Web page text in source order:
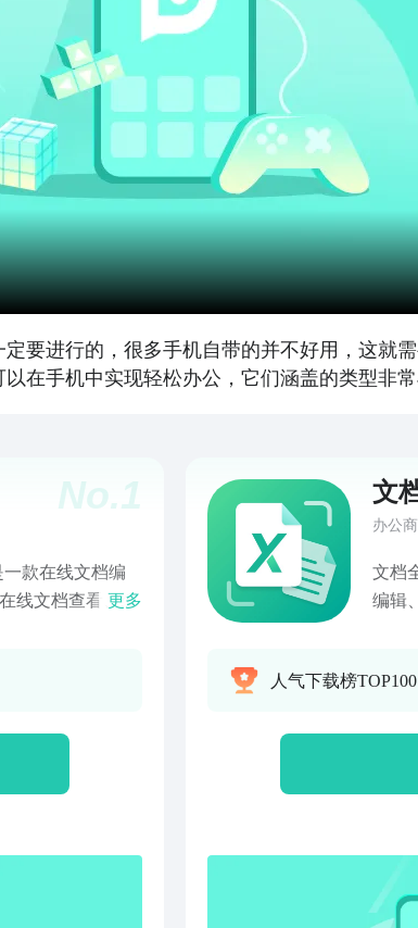
要进行的，很多手机自带的并不好用，这就
在手机中实现轻松办公，它们涵盖的类型非
No.1
款在线文档编
线文档查看、编
机、iPad、电
件一览无余 • 新
件，都能被永
复沟通，提升协
同步，所有人
• 公开或与特
览原样展现，多
更多
文
办公
文档
编辑
格、
个人
算、
表格
人气下载榜